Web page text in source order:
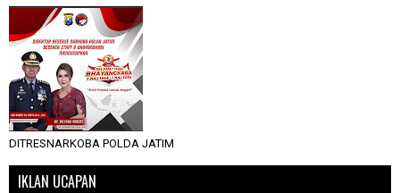
DITRESNARKOBA POLDA JATIM
IKLAN UCAPAN